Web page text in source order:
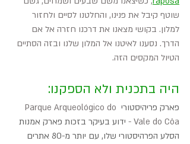
שוטף קיבל את פנינו, והחלטנו לסיים ולחזור
למלון. בקושי מצאנו את דרכנו חזרה אל אם
הדרך. נסענו לאיטנו אל המלון שלנו ובזה הסתיים
הטיול המקסים הזה.
היה בתכנית ולא הספקנו:
פארק פריהיסטורי Parque Arqueológico do
Vale do Côa -
ידוע בעיקר בזכות פארק אמנות
הסלע הפרהיסטורי שלו, עם יותר מ-80 אתרים